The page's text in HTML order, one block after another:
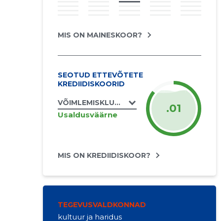
MIS ON MAINESKOOR?
SEOTUD ETTEVÕTETE
KREDIIDISKOORID
VÕIMLEMISKLUBI JANIKA TALLINN MTÜ
Usaldusväärne .01
MIS ON KREDIIDISKOOR?
TEGEVUSVALDKONNAD
kultuur ja haridus